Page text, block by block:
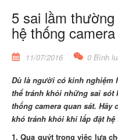
5 sai lầm
hệ thống
11/07/2016 0 Bình
Dù là người có kinh nghiệm
thể tránh khỏi những sai sót
thống camera quan sát. Hãy
khó tránh khỏi khi lắp đặt hệ
1. Qua quýt trong việc lựa